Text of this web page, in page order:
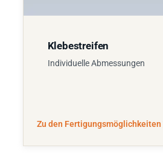
Klebestreifen
Individuelle Abmessungen
Zu den Fertigungsmöglichkeiten